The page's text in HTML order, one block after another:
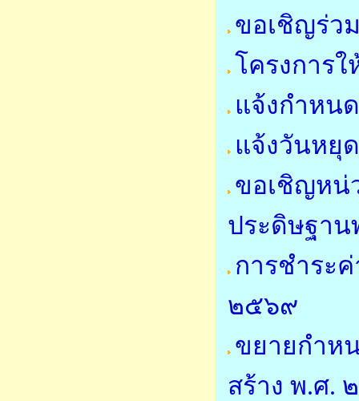
ขอเชิญร่ว
โครงการ
แจ้งกำหน
แจ้งวันหยุ
ขอเชิญหน่
ประดิษฐา
การชำระ
๒๕๖๙
ขยายกำห
สร้าง พ.ศ.